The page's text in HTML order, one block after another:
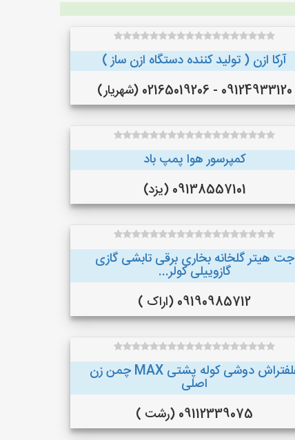
آرکا ازن ( تولید کننده دستگاه ازن ساز )
09124933120 - 02165019206 (شهریار)
کمپرسور هوا پمپ باد
09138557101 (یزد)
جت هیتر گلخانه بخاری برقی تابشی گازی
گازوییلی کولر...
09190985712 (اراک )
علفتراش دوشی کوله پشتی MAX چمن زن
اصلی
09112339075 (رشت )